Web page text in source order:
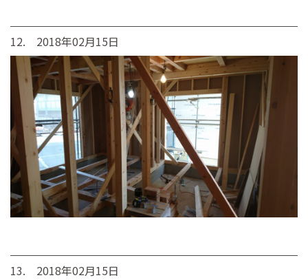
12. 2018年02月15日
13. 2018年02月15日